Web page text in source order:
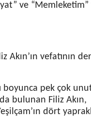
ve
Akın’ın vefatının
boyunca pek çok
bulunan Filiz Akın,
dört